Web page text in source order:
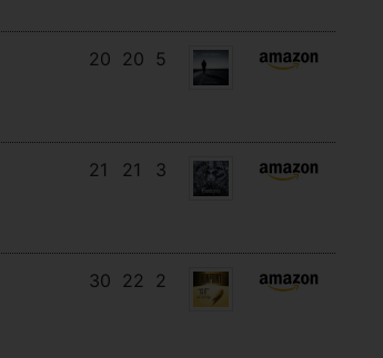
20 20 5
21 21 3
30 22 2